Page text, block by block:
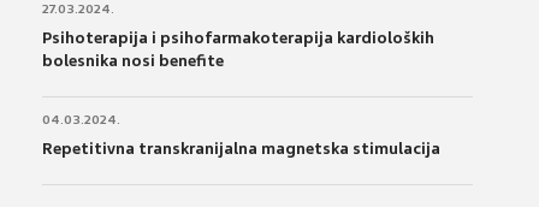
27.03.2024.
Psihoterapija i psihofarmakoterapija kardioloških
bolesnika nosi benefite
04.03.2024.
Repetitivna transkranijalna magnetska stimulacija